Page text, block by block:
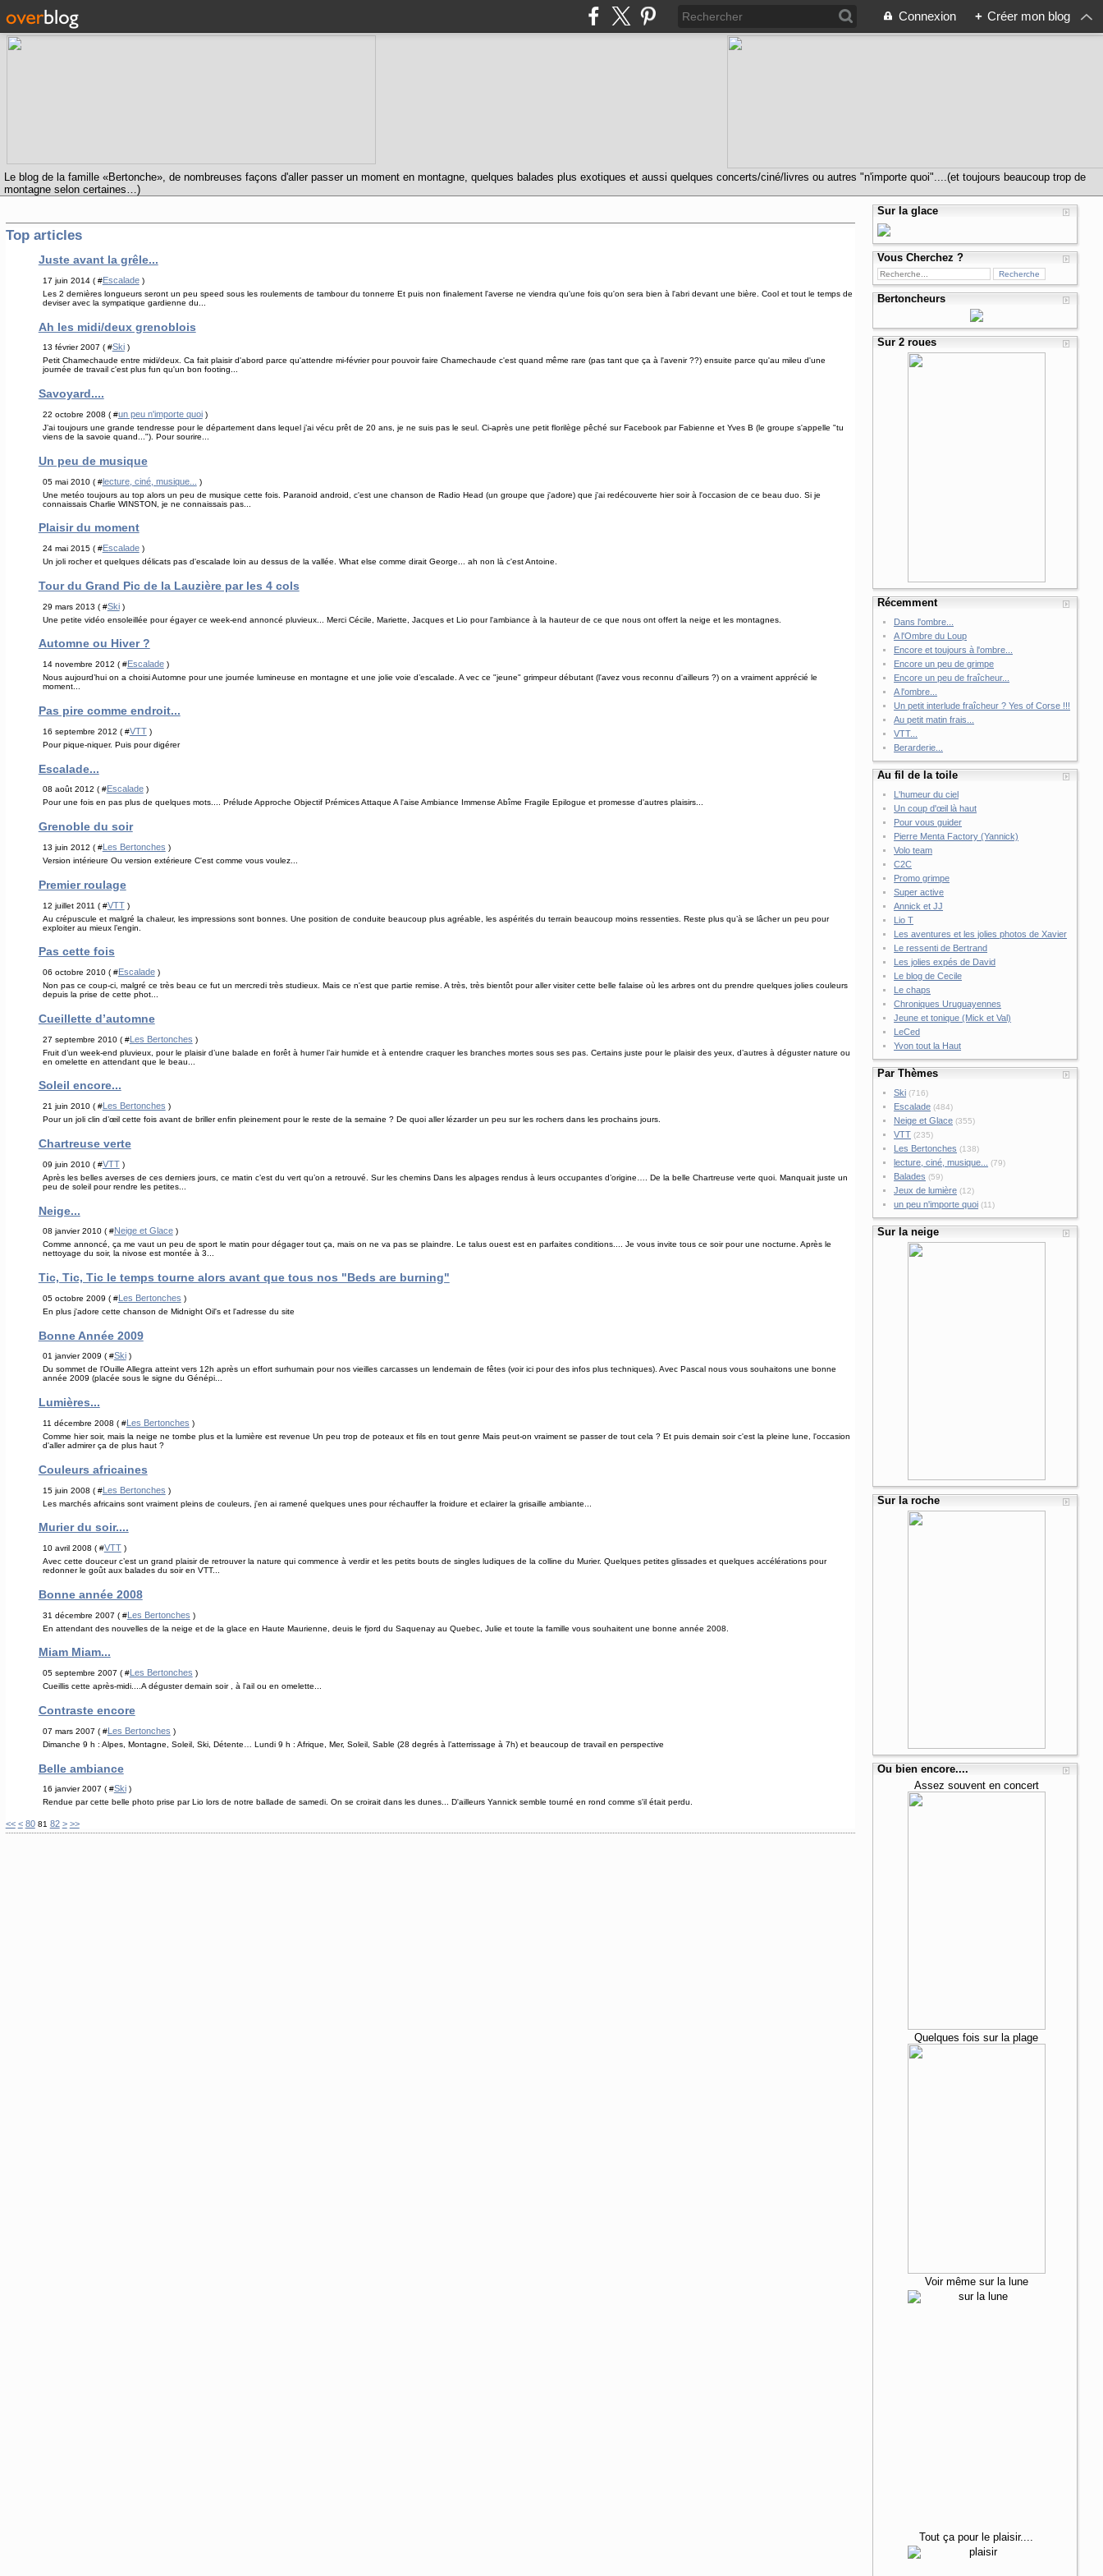
Connexion + Créer mon blog
Le blog de la famille «Bertonche», de nombreuses façons d'aller passer un moment en montagne, quelques balades plus exotiques et aussi quelques concerts/ciné/livres ou autres "n'importe quoi"....(et toujours beaucoup trop de
montagne selon certaines…)
Top articles
Juste avant la grêle...
17 juin 2014 ( #Escalade)
Les 2 dernières longueurs seront un peu speed sous les roulements de tambour du tonnerre Et puis non finalement l'averse ne viendra qu'une fois qu'on sera bien à l'abri devant une bière. Cool et tout le temps de
deviser avec la sympatique gardienne du...
Ah les midi/deux grenoblois
13 février 2007 ( #Ski)
Petit Chamechaude entre midi/deux. Ca fait plaisir d'abord parce qu'attendre mi-février pour pouvoir faire Chamechaude c'est quand même rare (pas tant que ça à l'avenir ??) ensuite parce qu'au mileu d'une
journée de travail c'est plus fun qu'un bon footing...
Savoyard....
22 octobre 2008 ( #un peu n'importe quoi)
J’ai toujours une grande tendresse pour le département dans lequel j’ai vécu prêt de 20 ans, je ne suis pas le seul. Ci-après une petit florilège pêché sur Facebook par Fabienne et Yves B (le groupe s'appelle "tu
viens de la savoie quand..."). Pour sourire...
Un peu de musique
05 mai 2010 ( #lecture, ciné, musique...
)
Une metéo toujours au top alors un peu de musique cette fois. Paranoid android, c'est une chanson de Radio Head (un groupe que j'adore) que j'ai redécouverte hier soir à l'occasion de ce beau duo. Si je
connaissais Charlie WINSTON, je ne connaissais pas...
Plaisir du moment
24 mai 2015 ( #Escalade)
Un joli rocher et quelques délicats pas d'escalade loin au dessus de la vallée. What else comme dirait George... ah non là c'est Antoine.
Tour du Grand Pic de la Lauzière par les 4 cols
29 mars 2013 ( #Ski)
Une petite vidéo ensoleillée pour égayer ce week-end annoncé pluvieux... Merci Cécile, Mariette, Jacques et Lio pour l'ambiance à la hauteur de ce que nous ont offert la neige et les montagnes.
Automne ou Hiver ?
14 novembre 2012 ( #Escalade)
Nous aujourd’hui on a choisi Automne pour une journée lumineuse en montagne et une jolie voie d’escalade. A vec ce "jeune" grimpeur débutant (l'avez vous reconnu d'ailleurs ?) on a vraiment apprécié le
moment...
Pas pire comme endroit...
16 septembre 2012 ( #VTT)
Pour pique-niquer. Puis pour digérer
Escalade...
08 août 2012 ( #Escalade)
Pour une fois en pas plus de quelques mots.... Prélude Approche Objectif Prémices Attaque A l'aise Ambiance Immense Abîme Fragile Epilogue et promesse d'autres plaisirs...
Grenoble du soir
13 juin 2012 ( #Les Bertonches )
Version intérieure Ou version extérieure C'est comme vous voulez...
Premier roulage
12 juillet 2011 ( #VTT)
Au crépuscule et malgré la chaleur, les impressions sont bonnes. Une position de conduite beaucoup plus agréable, les aspérités du terrain beaucoup moins ressenties. Reste plus qu’à se lâcher un peu pour
exploiter au mieux l’engin.
Pas cette fois
06 octobre 2010 ( #Escalade)
Non pas ce coup-ci, malgré ce très beau ce fut un mercredi très studieux. Mais ce n'est que partie remise. A très, très bientôt pour aller visiter cette belle falaise où les arbres ont du prendre quelques jolies couleurs
depuis la prise de cette phot...
Cueillette d’automne
27 septembre 2010 ( #Les Bertonches )
Fruit d’un week-end pluvieux, pour le plaisir d’une balade en forêt à humer l’air humide et à entendre craquer les branches mortes sous ses pas. Certains juste pour le plaisir des yeux, d’autres à déguster nature ou
en omelette en attendant que le beau...
Soleil encore...
21 juin 2010 ( #Les Bertonches )
Pour un joli clin d’œil cette fois avant de briller enfin pleinement pour le reste de la semaine ? De quoi aller lézarder un peu sur les rochers dans les prochains jours.
Chartreuse verte
09 juin 2010 ( #VTT)
Après les belles averses de ces derniers jours, ce matin c’est du vert qu’on a retrouvé. Sur les chemins Dans les alpages rendus à leurs occupantes d’origine…. De la belle Chartreuse verte quoi. Manquait juste un
peu de soleil pour rendre les petites...
Neige...
08 janvier 2010 ( #Neige et Glace)
Comme annoncé, ça me vaut un peu de sport le matin pour dégager tout ça, mais on ne va pas se plaindre. Le talus ouest est en parfaites conditions.... Je vous invite tous ce soir pour une nocturne. Après le
nettoyage du soir, la nivose est montée à 3...
Tic, Tic, Tic le temps tourne alors avant que tous nos "Beds are burning"
05 octobre 2009 ( #Les Bertonches )
En plus j'adore cette chanson de Midnight Oil's et l'adresse du site
Bonne Année 2009
01 janvier 2009 ( #Ski)
Du sommet de l'Ouille Allegra atteint vers 12h après un effort surhumain pour nos vieilles carcasses un lendemain de fêtes (voir ici pour des infos plus techniques). Avec Pascal nous vous souhaitons une bonne
année 2009 (placée sous le signe du Génépi...
Lumières...
11 décembre 2008 ( #Les Bertonches )
Comme hier soir, mais la neige ne tombe plus et la lumière est revenue Un peu trop de poteaux et fils en tout genre Mais peut-on vraiment se passer de tout cela ? Et puis demain soir c'est la pleine lune, l'occasion
d'aller admirer ça de plus haut ?
Couleurs africaines
15 juin 2008 ( #Les Bertonches )
Les marchés africains sont vraiment pleins de couleurs, j'en ai ramené quelques unes pour réchauffer la froidure et eclairer la grisaille ambiante...
Murier du soir....
10 avril 2008 ( #VTT)
Avec cette douceur c’est un grand plaisir de retrouver la nature qui commence à verdir et les petits bouts de singles ludiques de la colline du Murier. Quelques petites glissades et quelques accélérations pour
redonner le goût aux balades du soir en VTT...
Bonne année 2008
31 décembre 2007 ( #Les Bertonches )
En attendant des nouvelles de la neige et de la glace en Haute Maurienne, deuis le fjord du Saquenay au Quebec, Julie et toute la famille vous souhaitent une bonne année 2008.
Miam Miam...
05 septembre 2007 ( #Les Bertonches )
Cueillis cette après-midi....A déguster demain soir , à l'ail ou en omelette...
Contraste encore
07 mars 2007 ( #Les Bertonches )
Dimanche 9 h : Alpes, Montagne, Soleil, Ski, Détente… Lundi 9 h : Afrique, Mer, Soleil, Sable (28 degrés à l’atterrissage à 7h) et beaucoup de travail en perspective
Belle ambiance
16 janvier 2007 ( #Ski)
Rendue par cette belle photo prise par Lio lors de notre ballade de samedi. On se croirait dans les dunes... D'ailleurs Yannick semble tourné en rond comme s'il était perdu.
<< < 10
20
30
40
50
60
70
80 81 82 > >>
Sur la glace
Vous Cherchez ?
Bertoncheurs
Sur 2 roues
Récemment
Dans l'ombre...
A l'Ombre du Loup
Encore et toujours à l'ombre...
Encore un peu de grimpe
Encore un peu de fraîcheur...
A l'ombre...
Un petit interlude fraîcheur ? Yes of Corse !!!
Au petit matin frais...
VTT...
Berarderie...
Au fil de la toile
L'humeur du ciel
Un coup d'œil là haut
Pour vous guider
Pierre Menta Factory (Yannick)
Volo team
C2C
Promo grimpe
Super active
Annick et JJ
Lio T
Les aventures et les jolies photos de Xavier
Le ressenti de Bertrand
Les jolies expés de David
Le blog de Cecile
Le chaps
Chroniques Uruguayennes
Jeune et tonique (Mick et Val)
LeCed
Yvon tout la Haut
Par Thèmes
Ski (716)
Escalade (484)
Neige et Glace (355)
VTT (235)
Les Bertonches (138)
lecture, ciné, musique... (79)
Balades (59)
Jeux de lumière (12)
un peu n'importe quoi (11)
Sur la neige
Sur la roche
Ou bien encore....
Assez souvent en concert
Quelques fois sur la plage
Voir même sur la lune
Tout ça pour le plaisir....